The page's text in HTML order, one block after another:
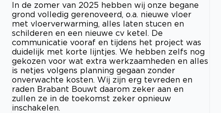
In de zomer van 2025 hebben wij onze begane
grond volledig gerenoveerd, o.a. nieuwe vloer
met vloerverwarming, alles laten stucen en
schilderen en een nieuwe cv ketel. De
communicatie vooraf en tijdens het project was
duidelijk met korte lijntjes. We hebben zelfs nog
gekozen voor wat extra werkzaamheden en alles
is netjes volgens planning gegaan zonder
onverwachte kosten. Wij zijn erg tevreden en
raden Brabant Bouwt daarom zeker aan en
zullen ze in de toekomst zeker opnieuw
inschakelen.